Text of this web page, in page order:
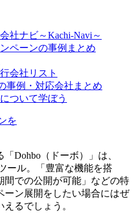
社ナビ～Kachi-Navi～
ペーンの事例まとめ
会社リスト
事例・対応会社まとめ
ついて学ぼう
を
Dohbo（ドーボ）」は、
ール。「豊富な機能を搭
間での公開が可能」などの特
ーン展開をしたい場合にはぜ
るでしょう。